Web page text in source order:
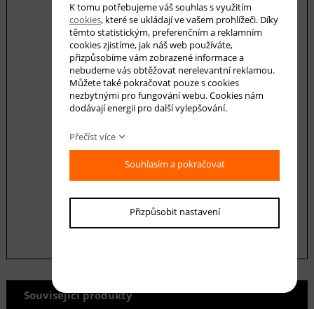
Váš dotaz
Souhlasím se zásadami ochranyosobních
údajů
odeslat
Související produkty
K tomu potřebujeme váš souhlas s využitím
cookies, které se ukládají ve vašem prohlížeči. Díky
těmto statistickým, preferenčním a reklamním
cookies zjistíme, jak náš web používáte,
přizpůsobíme vám zobrazené informace a
nebudeme vás obtěžovat nerelevantní reklamou.
Můžete také pokračovat pouze s cookies
nezbytnými pro fungování webu. Cookies nám
dodávají energii pro další vylepšování.
Přečíst více
Souhlasím a pokračovat
Přizpůsobit nastavení